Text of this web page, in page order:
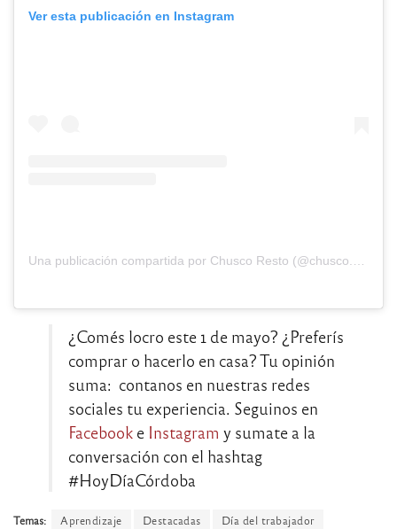
Ver esta publicación en Instagram
¿Comés locro este 1 de mayo? ¿Preferís
comprar o hacerlo en casa? Tu opinión
suma: contanos en nuestras redes
sociales tu experiencia. Seguinos en
Facebook e Instagram y sumate a la
conversación con el hashtag
#HoyDíaCórdoba
Temas: Aprendizaje Destacadas Día del trabajador